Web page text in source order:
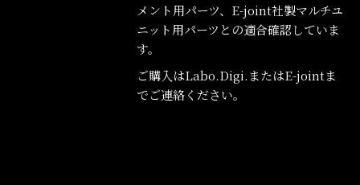
メント用パーツ、E-joint社製マルチユ
ニット用パーツとの適合確認していま
す。
ご購入はLabo.Digi.またはE-jointま
でご連絡ください。